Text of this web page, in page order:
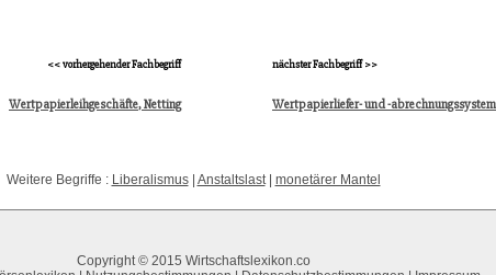
<< vorhergehender Fachbegriff nächster Fachbegriff >>
Wertpapierleihgeschäfte, Netting Wertpapierliefer- und -
Weitere Begriffe : Liberalismus| Anstaltslast| monetärer Mantel
Copyright © 2015 Wirtschaftslexikon.co